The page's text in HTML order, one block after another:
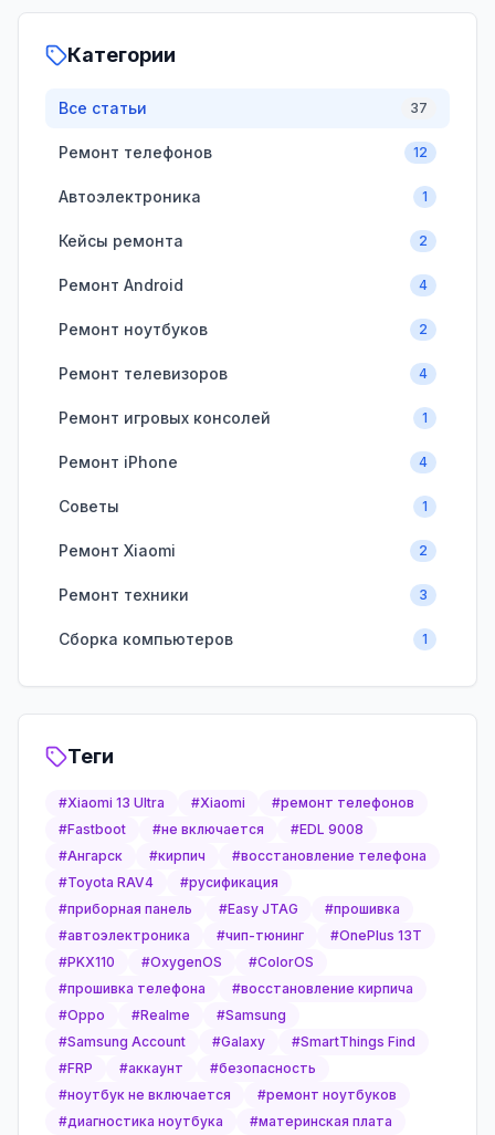
Категории
Все статьи 37
Ремонт телефонов 12
Автоэлектроника 1
Кейсы ремонта 2
Ремонт Android 4
Ремонт ноутбуков 2
Ремонт телевизоров 4
Ремонт игровых консолей 1
Ремонт iPhone 4
Советы 1
Ремонт Xiaomi 2
Ремонт техники 3
Сборка компьютеров 1
Теги
#Xiaomi 13 Ultra #Xiaomi #ремонт телефонов
#Fastboot #не включается #EDL 9008
#Ангарск #кирпич #восстановление телефона
#Toyota RAV4 #русификация
#приборная панель #Easy JTAG #прошивка
#автоэлектроника #чип-тюнинг #OnePlus 13T
#PKX110 #OxygenOS #ColorOS
#прошивка телефона #восстановление кирпича
#Oppo #Realme #Samsung
#Samsung Account #Galaxy #SmartThings Find
#FRP #аккаунт #безопасность
#ноутбук не включается #ремонт ноутбуков
#диагностика ноутбука #материнская плата